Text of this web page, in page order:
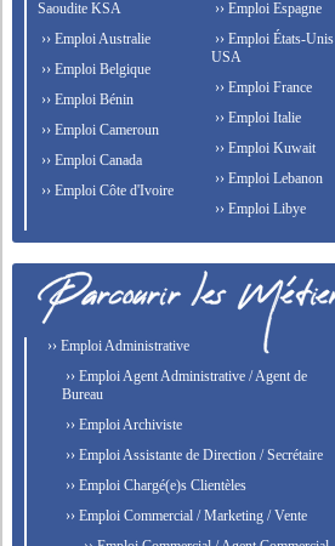
Saoudite KSA
›› Emploi Australie
›› Emploi Belgique
›› Emploi Bénin
›› Emploi Cameroun
›› Emploi Canada
›› Emploi Côte d'Ivoire
›› Emploi Espagne
›› Emploi États-Unis
USA
›› Emploi France
›› Emploi Italie
›› Emploi Kuwait
›› Emploi Lebanon
›› Emploi Libye
›› Emploi Administrative
›› Emploi Agent Administrative / Agent de
Bureau
›› Emploi Archiviste
›› Emploi Assistante de Direction / Secrétaire
›› Emploi Chargé(e)s Clientèles
›› Emploi Commercial / Marketing / Vente